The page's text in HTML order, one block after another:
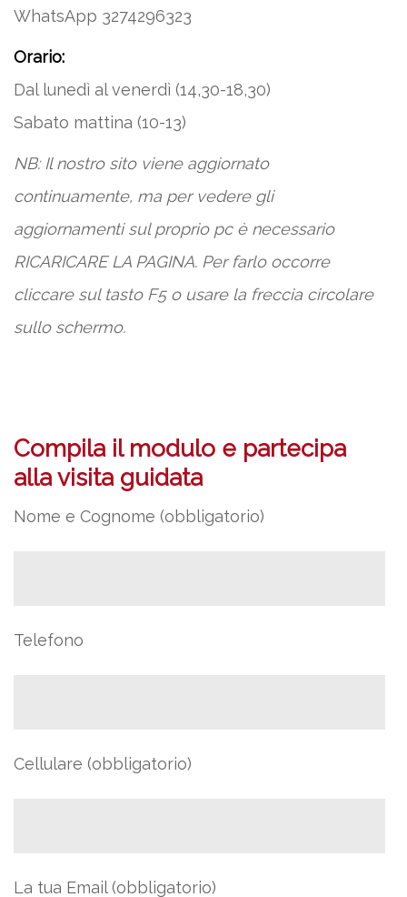
WhatsApp 3274296323
Orario:
Dal lunedì al venerdì (14,30-18,30)
Sabato mattina (10-13)
NB: Il nostro sito viene aggiornato
continuamente, ma per vedere gli
aggiornamenti sul proprio pc è necessario
RICARICARE LA PAGINA. Per farlo occorre
cliccare sul tasto F5 o usare la freccia circolare
sullo schermo.
Compila il modulo e partecipa
alla visita guidata
Nome e Cognome (obbligatorio)
Telefono
Cellulare (obbligatorio)
La tua Email (obbligatorio)